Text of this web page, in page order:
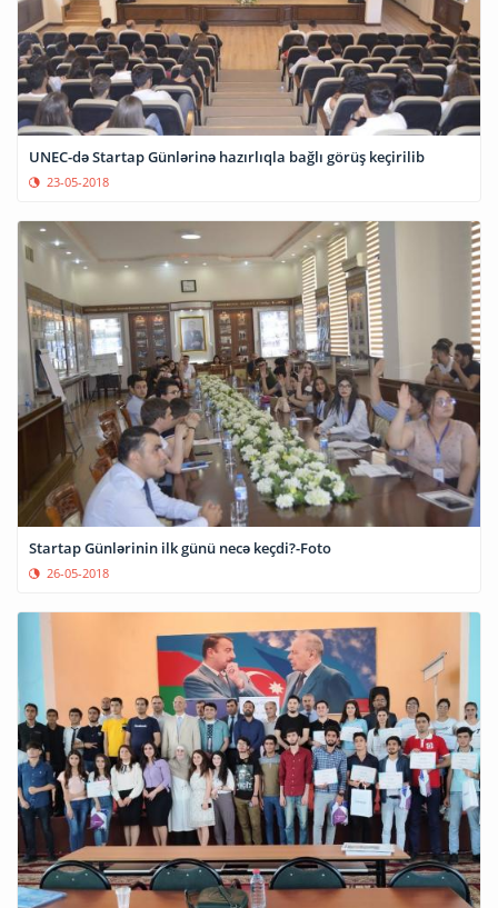
UNEC-də Startap Günlərinə hazırlıqla bağlı görüş keçirilib
23-05-2018
Startap Günlərinin ilk günü necə keçdi?-Foto
26-05-2018